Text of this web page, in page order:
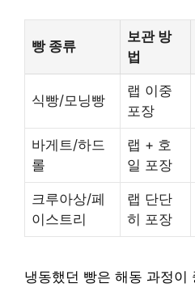
빵 종류
보관 방
법
식빵/모닝빵
랩 이중
포장
바게트/하드
롤
랩 + 호
일 포장
크루아상/페
이스트리
랩 단단
히 포장
냉동했던 빵은 해동 과정이